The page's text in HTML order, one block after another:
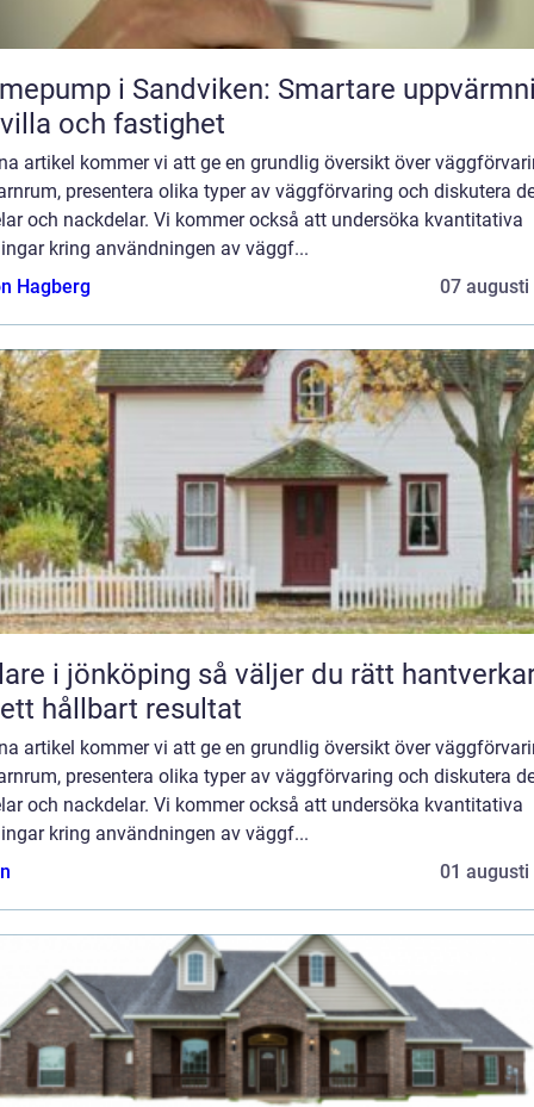
i Sandviken: Smartare
och fastighet
artikel kommer vi att ge en grundlig översikt över
presentera olika typer av väggförvaring och diskutera
och nackdelar. Vi kommer också att undersöka kvantitativa
kring användningen av väggf...
Hagberg
07 augusti
så väljer du rätt hantverkare
hållbart resultat
artikel kommer vi att ge en grundlig översikt över
presentera olika typer av väggförvaring och diskutera
och nackdelar. Vi kommer också att undersöka kvantitativa
kring användningen av väggf...
01 augusti